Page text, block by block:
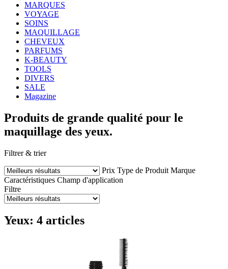
MARQUES
VOYAGE
SOINS
MAQUILLAGE
CHEVEUX
PARFUMS
K-BEAUTY
TOOLS
DIVERS
SALE
Magazine
Produits de grande qualité pour le
maquillage des yeux.
Filtrer & trier
Prix Type de Produit Marque
Caractéristiques Champ d'application
Filtre
Yeux: 4 articles